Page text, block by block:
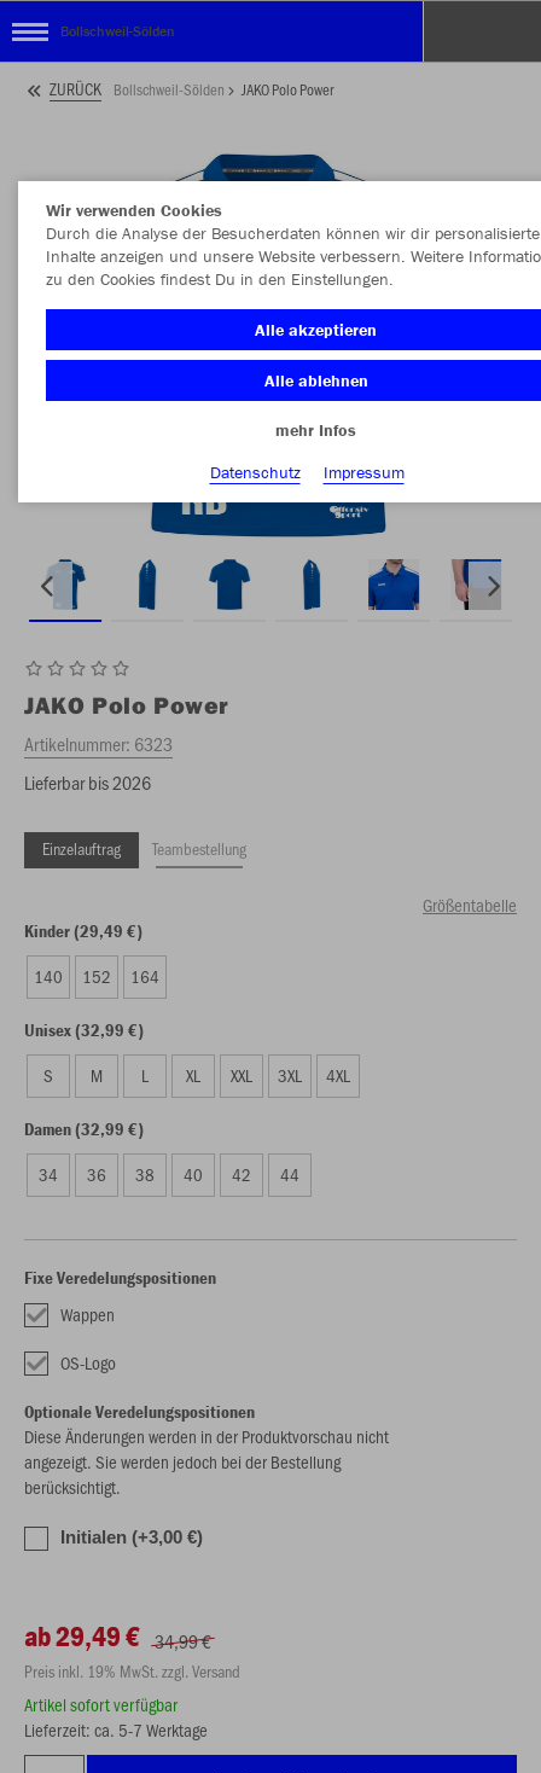
Bollschweil-Sölden
ZURÜCK Bollschweil-Sölden JAKO Polo Power
JAKO Polo Power
Artikelnummer: 6323
Lieferbar bis 2026
Einzelauftrag Teambestellung
Größentabelle
Kinder (29,49 €)
140 152 164
Unisex (32,99 €)
S M L XL XXL 3XL 4XL
Damen (32,99 €)
34 36 38 40 42 44
Fixe Veredelungspositionen
Wappen
OS-Logo
Optionale Veredelungspositionen
Diese Änderungen werden in der Produktvorschau nicht
angezeigt. Sie werden jedoch bei der Bestellung
berücksichtigt.
Initialen (+3,00 €)
ab 29,49 € 34,99 €
Preis inkl. 19% MwSt. zzgl. Versand
Artikel sofort verfügbar
Lieferzeit: ca. 5-7 Werktage
Wir verwenden Cookies
Durch die Analyse der Besucherdaten können wir dir personalisierte
Inhalte anzeigen und unsere Website verbessern. Weitere
zu den Cookies findest Du in den Einstellungen.
Alle akzeptieren
Alle ablehnen
mehr Infos
Datenschutz
Impressum